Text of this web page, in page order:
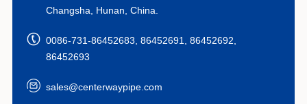
Changsha, Hunan, China.
0086-731-86452683, 86452691, 86452692,
86452693
sales@centerwaypipe.com